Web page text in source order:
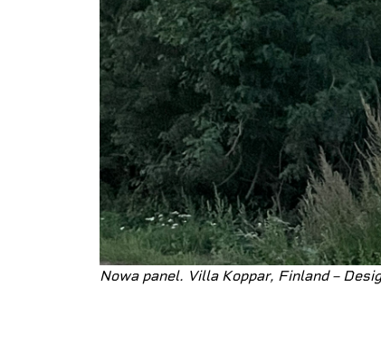
Nowa panel. Villa Koppar, Finland –